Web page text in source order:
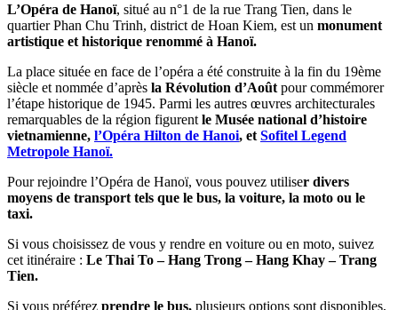
L’Opéra de Hanoï, situé au n°1 de la rue Trang Tien, dans le
quartier Phan Chu Trinh, district de Hoan Kiem, est un monument
artistique et historique renommé à Hanoï.
La place située en face de l’opéra a été construite à la fin du 19ème
siècle et nommée d’après la Révolution d’Août pour commémorer
l’étape historique de 1945. Parmi les autres œuvres architecturales
remarquables de la région figurent le Musée national d’histoire
vietnamienne, l’Opéra Hilton de Hanoi, et Sofitel Legend
Metropole Hanoï.
Pour rejoindre l’Opéra de Hanoï, vous pouvez utiliser divers
moyens de transport tels que le bus, la voiture, la moto ou le
taxi.
Si vous choisissez de vous y rendre en voiture ou en moto, suivez
cet itinéraire : Le Thai To – Hang Trong – Hang Khay – Trang
Tien.
Si vous préférez prendre le bus, plusieurs options sont disponibles,